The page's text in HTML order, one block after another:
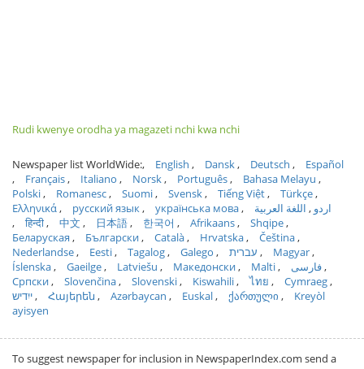
Rudi kwenye orodha ya magazeti nchi kwa nchi
Newspaper list WorldWide: English Dansk Deutsch
Español
Français
Italiano Norsk Português
Bahasa Melayu
Polski
Romanesc Suomi Svensk Tiếng Việt
Türkçe
Ελληνικά
русский язык українська мова اردو
اللغة العربية
हिन्दी
中文 日本語 한국어 Afrikaans
Shqipe
Беларуская
Български Català Hrvatska
Čeština
Nederlandse
Eesti Tagalog Galego עברית
Magyar
Íslenska
Gaeilge Latviešu Македонски Malti
فارسی
Српски
Slovenčina Slovenski Kiswahili ไทย
Cymraeg
ייִדיש
Հայերեն Azərbaycan Euskal ქართული
Kreyòl
ayisyen
To suggest newspaper for inclusion in NewspaperIndex.com send a